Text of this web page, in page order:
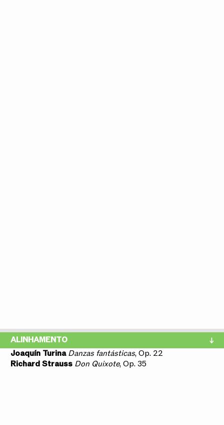
ALINHAMENTO
Joaquín Turina Danzas fantásticas, Op. 22
Richard Strauss Don Quixote, Op. 35